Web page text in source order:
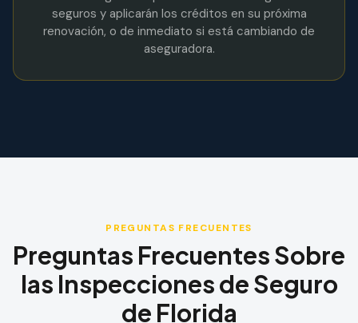
seguros y aplicarán los créditos en su próxima
renovación, o de inmediato si está cambiando de
aseguradora.
PREGUNTAS FRECUENTES
Preguntas Frecuentes Sobre
las Inspecciones de Seguro
de Florida